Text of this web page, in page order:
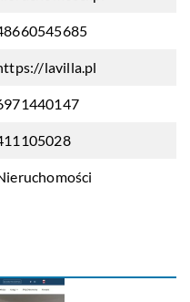
lavilla.pl